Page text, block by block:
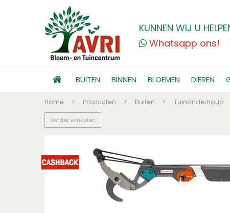
Home > Producten > Buiten > Tuinonderhoud
KUNNEN WIJ U
Whatsapp ons!
BUITEN BINNEN BLOEMEN DIEREN
Verder winkelen